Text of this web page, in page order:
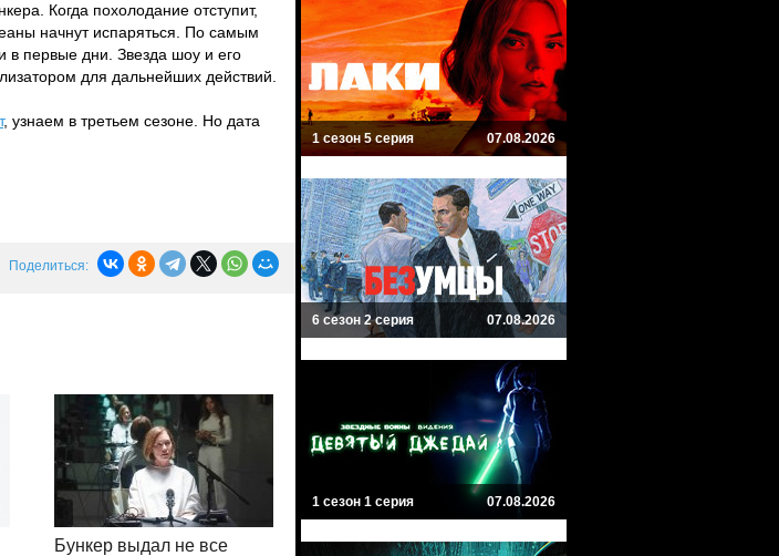
Когда похолодание отступит,
начнут испаряться. По самым
в первые дни. Звезда шоу и его
для дальнейших действий.
, узнаем в третьем сезоне. Но дата
Поделиться:
Бункер выдал не все
1 сезон 5 серия 07.08.2026
6 сезон 2 серия 07.08.2026
1 сезон 1 серия 07.08.2026